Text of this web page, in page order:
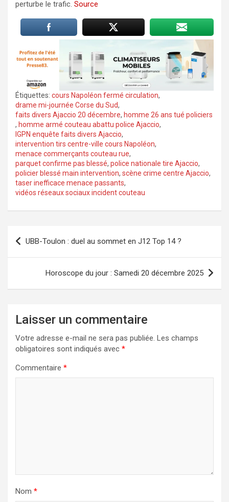
perturbe le trafic. Source
Étiquettes: cours Napoléon fermé circulation,
drame mi-journée Corse du Sud,
faits divers Ajaccio 20 décembre, homme 26 ans tué policiers
, homme armé couteau abattu police Ajaccio,
IGPN enquête faits divers Ajaccio,
intervention tirs centre-ville cours Napoléon,
menace commerçants couteau rue,
parquet confirme pas blessé, police nationale tire Ajaccio,
policier blessé main intervention, scène crime centre Ajaccio,
taser inefficace menace passants,
vidéos réseaux sociaux incident couteau
Navigation
de
l’article
UBB-Toulon : duel au sommet en J12 Top 14 ?
Horoscope du jour : Samedi 20 décembre 2025
Laisser un commentaire
Votre adresse e-mail ne sera pas publiée. Les champs
obligatoires sont indiqués avec *
Commentaire *
Nom *